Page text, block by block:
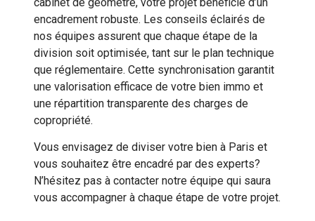
encadrement robuste. Les conseils éclairés de
nos équipes assurent que chaque étape de la
division soit optimisée, tant sur le plan technique
que réglementaire. Cette synchronisation garantit
une valorisation efficace de votre bien immo et
une répartition transparente des charges de
copropriété.
Vous envisagez de diviser votre bien à Paris et
vous souhaitez être encadré par des experts?
N’hésitez pas à contacter notre équipe qui saura
vous accompagner à chaque étape de votre projet.